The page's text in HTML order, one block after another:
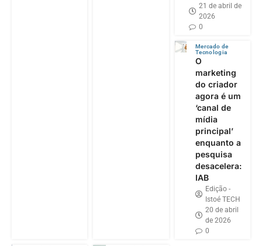
21 de abril de
2026
0
Mercado de
Tecnologia
O
marketing
do criador
agora é um
‘canal de
mídia
principal’
enquanto a
pesquisa
desacelera:
IAB
Edição -
Istoé TECH
20 de abril
de 2026
0